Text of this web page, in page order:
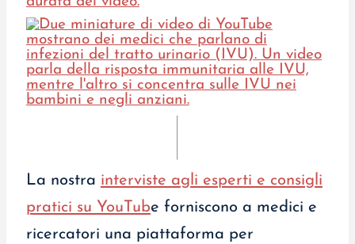
La nostra interviste agli esperti e consigli
pratici su YouTube forniscono a medici e
ricercatori una piattaforma per